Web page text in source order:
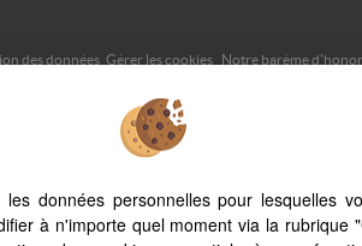
des données Gérer les cookies Notre barème
de lecture permanent, depuis votre PC, votre
types d'écrans
les données personnelles pour lesquelles
à n'importe quel moment via la rubrique